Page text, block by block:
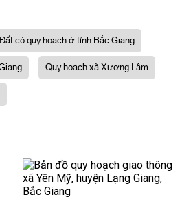
Đất có quy hoạch ở tỉnh Bắc Giang
Quy hoạch xã Xương Lâm